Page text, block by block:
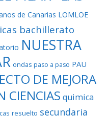
de Canarias LOMLOE
bachillerato
NUESTRA
ondas paso a paso PAU
DE MEJORA
CIENCIAS quimica
resuelto secundaria